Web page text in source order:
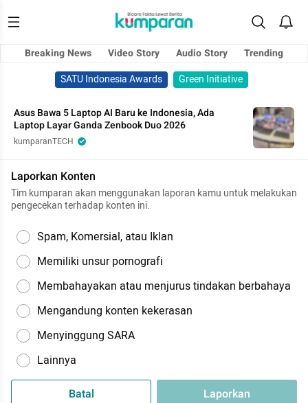
Breaking News Video Story Audio Story
Trending
SATU Indonesia Awards
Green Initiative
Asus Bawa 5 Laptop AI Baru ke Indonesia, Ada
Laptop Layar Ganda Zenbook Duo 2026
kumparanTECH
Laporkan Konten
Tim kumparan akan menggunakan laporan kamu untuk melakukan
pengecekan terhadap konten ini.
Spam, Komersial, atau Iklan
Memiliki unsur pornografi
Membahayakan atau menjurus tindakan berbahaya
Mengandung konten kekerasan
Menyinggung SARA
Lainnya
Batal Laporkan